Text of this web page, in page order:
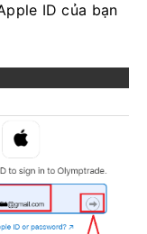
ID của bạn